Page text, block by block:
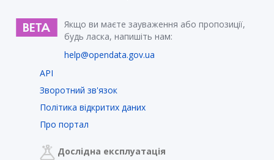
Якщо ви маєте зауваження або пропозиції,
будь ласка, напишіть нам:
help@opendata.gov.ua
API
Зворотний зв'язок
Політика відкритих даних
Про портал
Дослідна експлуатація